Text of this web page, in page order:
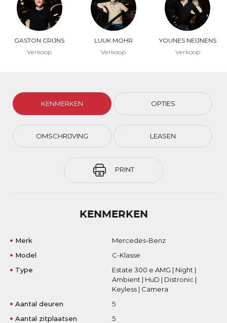
GASTON CRIJNS
Verkoop
LUUK MOHR
Verkoop
YOUNES NEIJNENS
Verkoop
KENMERKEN OPTIES
OMSCHRIJVING LEASEN
PRINT
KENMERKEN
Merk
Mercedes-Benz
Model
C-Klasse
Type
Estate 300 e AMG | Night |
Ambient | HuD | Distronic |
Keyless | Camera
Aantal deuren
5
Aantal zitplaatsen
5